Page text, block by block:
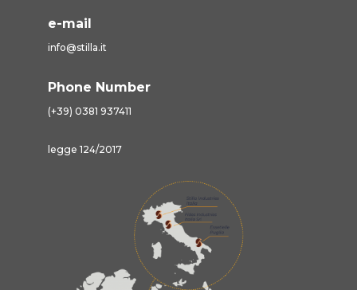
e-mail
info@stilla.it
Phone Number
(+39) 0381 937411
legge 124/2017